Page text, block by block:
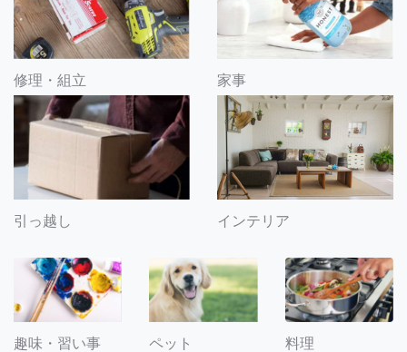
修理・組立 家事
引っ越し インテリア
趣味・習い事 ペット 料理